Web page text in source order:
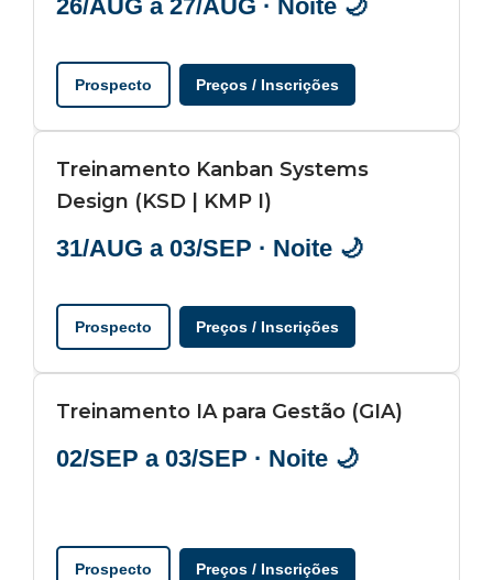
26/AUG a 27/AUG · Noite 🌙
Prospecto Preços / Inscrições
Treinamento Kanban Systems
Design (KSD | KMP I)
31/AUG a 03/SEP · Noite 🌙
Prospecto Preços / Inscrições
Treinamento IA para Gestão (GIA)
02/SEP a 03/SEP · Noite 🌙
Prospecto Preços / Inscrições